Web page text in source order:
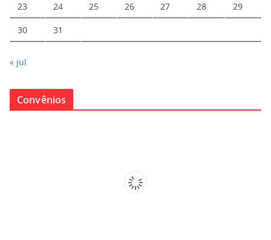
23 24 25 26 27 28 29
30 31
« jul
Convênios